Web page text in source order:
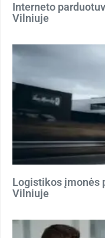
Interneto
Vilniuje
Logistikos įmonės
Vilniuje